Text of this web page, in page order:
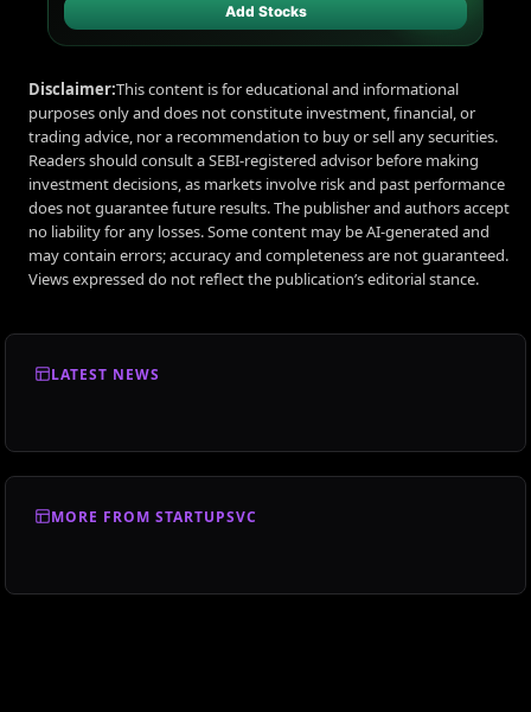
Add Stocks
Disclaimer:This content is for educational and informational
purposes only and does not constitute investment, financial, or
trading advice, nor a recommendation to buy or sell any securities.
Readers should consult a SEBI-registered advisor before making
investment decisions, as markets involve risk and past performance
does not guarantee future results. The publisher and authors accept
no liability for any losses. Some content may be AI-generated and
may contain errors; accuracy and completeness are not guaranteed.
Views expressed do not reflect the publication’s editorial stance.
LATEST NEWS
MORE FROM STARTUPSVC